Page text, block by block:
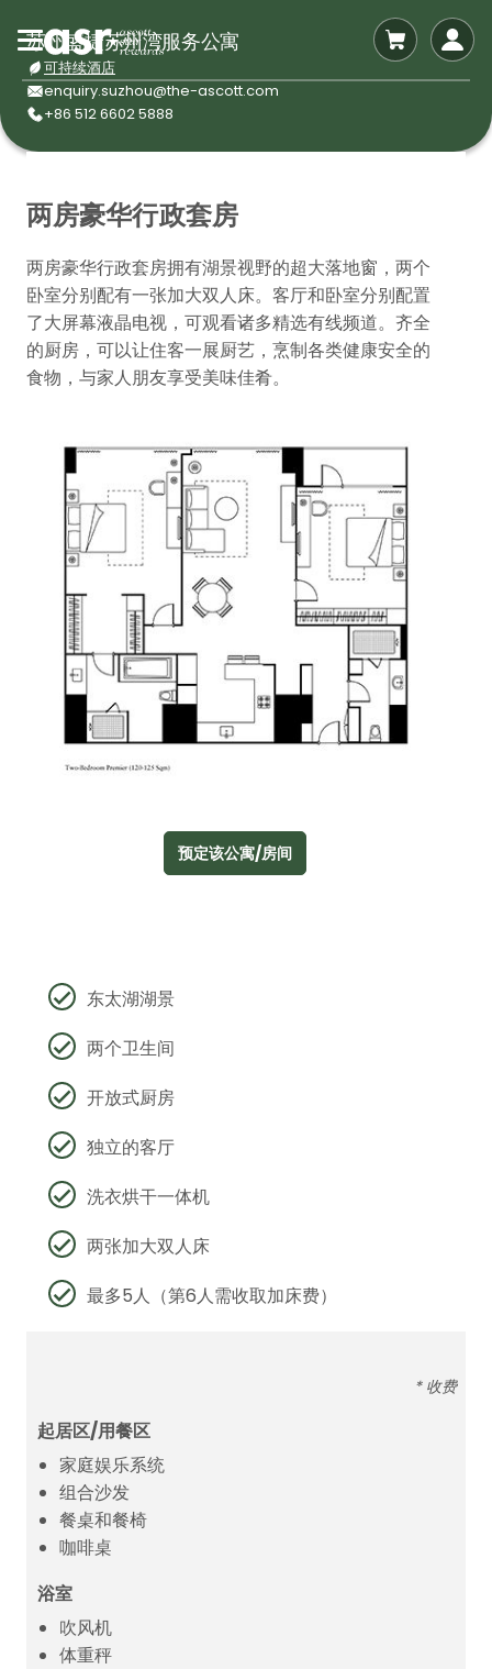
苏州盛捷苏州湾服务公寓
可持续酒店
enquiry.suzhou@the-ascott.com
+86 512 6602 5888
两房豪华行政套房
两房豪华行政套房拥有湖景视野的超大落地窗，两个
卧室分别配有一张加大双人床。客厅和卧室分别配置
了大屏幕液晶电视，可观看诸多精选有线频道。齐全
的厨房，可以让住客一展厨艺，烹制各类健康安全的
食物，与家人朋友享受美味佳肴。
预定该公寓/房间
东太湖湖景
两个卫生间
开放式厨房
独立的客厅
洗衣烘干一体机
两张加大双人床
最多5人（第6人需收取加床费）
* 收费
起居区/用餐区
家庭娱乐系统
组合沙发
餐桌和餐椅
咖啡桌
浴室
吹风机
体重秤